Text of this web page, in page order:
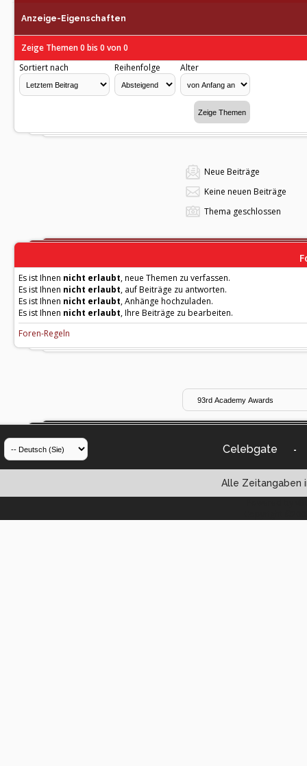
Anzeige-Eigenschaften
Zeige Themen 0 bis 0 von 0
Sortiert nach
Reihenfolge Alter
Neue Beiträge
Keine neuen Beiträge
Thema geschlossen
Es ist Ihnen nicht erlaubt, neue Themen zu verfassen.
Es ist Ihnen nicht erlaubt, auf Beiträge zu antworten.
Es ist Ihnen nicht erlaubt, Anhänge hochzuladen.
Es ist Ihnen nicht erlaubt, Ihre Beiträge zu bearbeiten.
Foren-Regeln
Celebgate -
Alle Zeitangaben